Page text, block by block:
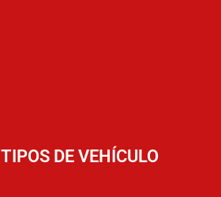
TIPOS DE VEHÍCULO